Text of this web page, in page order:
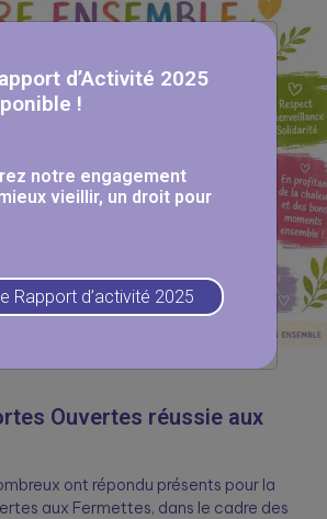
Ouvertes réussie aux
ont répondu présents pour la
aux Fermettes, dans le cadre des
d’Activité 2025
!
notre engagement
vieillir, un droit pour
Rapport d’activité 2025